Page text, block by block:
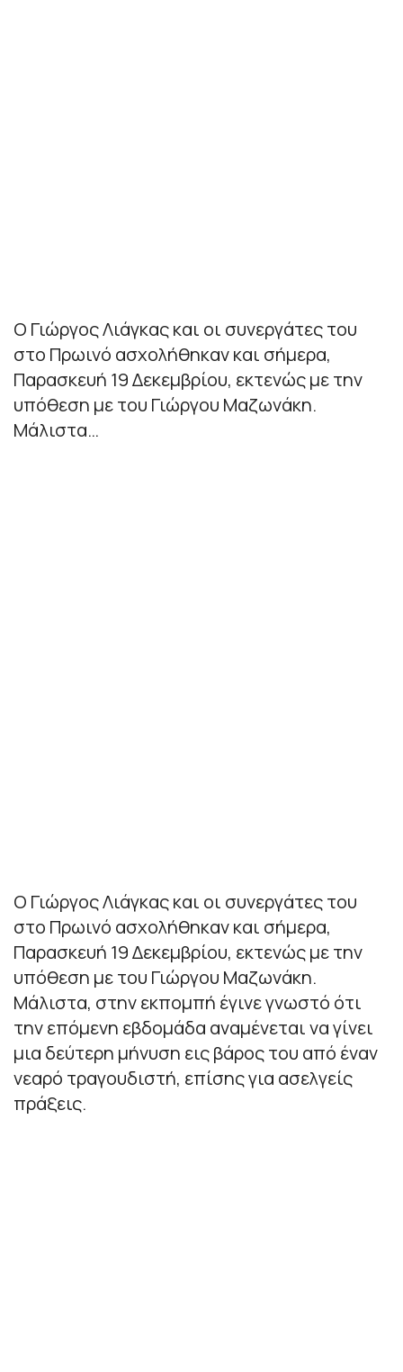
Ο Γιώργος Λιάγκας και οι συνεργάτες του
στο Πρωινό ασχολήθηκαν και σήμερα,
Παρασκευή 19 Δεκεμβρίου, εκτενώς με την
υπόθεση με του Γιώργου Μαζωνάκη.
Μάλιστα…
Ο Γιώργος Λιάγκας και οι συνεργάτες του
στο Πρωινό ασχολήθηκαν και σήμερα,
Παρασκευή 19 Δεκεμβρίου, εκτενώς με την
υπόθεση με του Γιώργου Μαζωνάκη.
Μάλιστα, στην εκπομπή έγινε γνωστό ότι
την επόμενη εβδομάδα αναμένεται να γίνει
μια δεύτερη μήνυση εις βάρος του από έναν
νεαρό τραγουδιστή, επίσης για ασελγείς
πράξεις.